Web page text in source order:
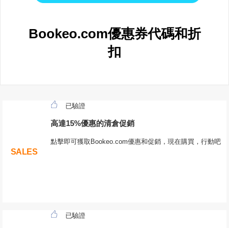
Bookeo.com優惠券代碼和折
扣
SALES
已驗證
高達15%優惠的清倉促銷
點擊即可獲取Bookeo.com優惠和促銷，現在購買，行動吧
已驗證